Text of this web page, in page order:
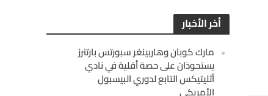
أخر الأخبار
مارك كوبان وهاربينغر سبورتس بارتنرز
يستحوذان على حصة أقلية في نادي
أثليتيكس التابع لدوري البيسبول
الأمريكي